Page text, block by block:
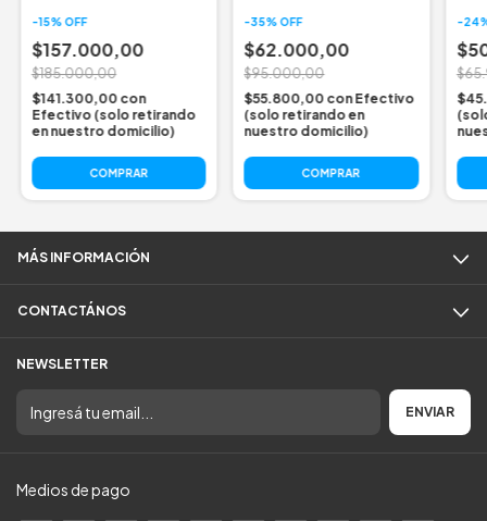
-15%OFF
$157.000,00
$185.000,00
$141.300,00 con
Efectivo (solo retirando
en nuestro domicilio)
COMPRAR
-35%OFF
$62.000,00
$95.000,00
$55.800,00 conEfectivo
(solo retirando en
nuestro domicilio)
-24
MÁS INFORMACIÓN
CONTACTÁNOS
NEWSLETTER
Medios de pago